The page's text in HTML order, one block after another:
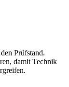
Prüfstand.
damit Technik